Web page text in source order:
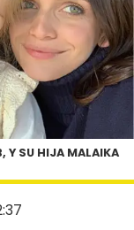
Y SU HIJA MALAIKA